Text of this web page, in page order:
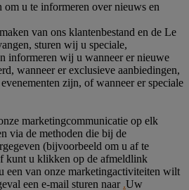
om u te informeren over nieuws en
van ons klantenbestand en de Le
sturen wij u speciale,
informeren wij u wanneer er nieuwe
wanneer er exclusieve aanbiedingen,
zijn, of wanneer er speciale
marketingcommunicatie op elk
via de methoden die bij de
(bijvoorbeeld om u af te
kunt u klikken op de afmeldlink
een van onze marketingactiviteiten wilt
een e-mail sturen naar .Uw